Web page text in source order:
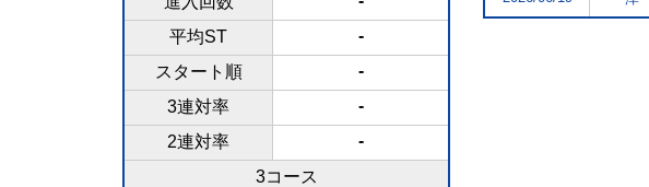
平均ST
-
スタート順
-
3連対率
-
2連対率
-
3コース